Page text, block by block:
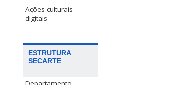
Ações culturais
digitais
ESTRUTURA
SECARTE
Departamento